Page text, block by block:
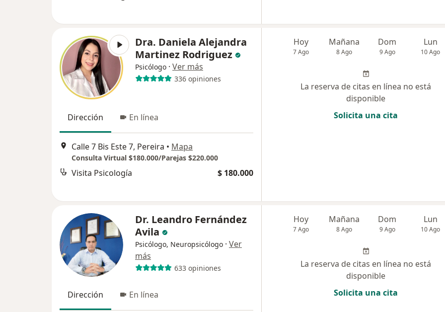
Dra. Daniela Alejandra
Martinez Rodriguez
Psicólogo · Ver más
336 opiniones
Dirección En línea
Calle 7 Bis Este 7, Pereira • Mapa
Consulta Virtual $180.000/Parejas $220.000
Visita Psicología $ 180.000
Hoy
7 Ago
Mañana
8 Ago
Dom
9 Ago
Lun
10 Ago
La reserva de citas en línea no está
disponible
Solicita una cita
Dr. Leandro Fernández
Avila
Psicólogo, Neuropsicólogo · Ver
más
633 opiniones
Dirección En línea
Hoy
7 Ago
Mañana
8 Ago
Dom
9 Ago
Lun
10 Ago
La reserva de citas en línea no está
disponible
Solicita una cita